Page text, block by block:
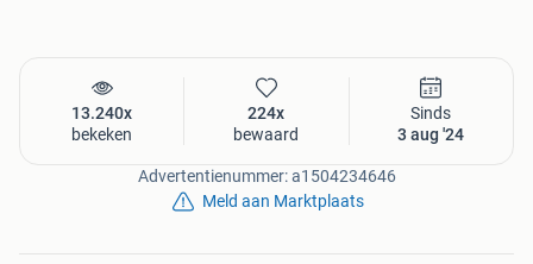
13.240x
bekeken
224x
bewaard
Sinds
3 aug '24
Advertentienummer: a1504234646
Meld aan Marktplaats